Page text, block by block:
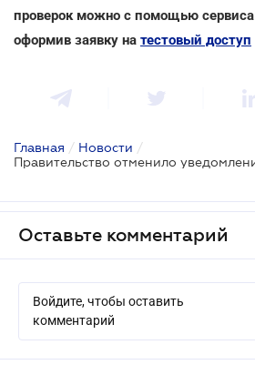
проверок можно с помощью сервиса
оформив заявку на тестовый доступ
Главная / Новости /
Оставьте комментарий
Войдите, чтобы оставить
комментарий